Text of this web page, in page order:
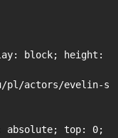
block; height:
pl/actors/evelin-
absolute; top: 0;